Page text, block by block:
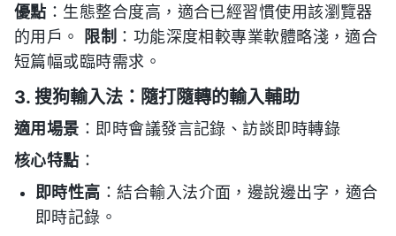
優點 ：生態整合度高，適合已經習慣使用該瀏覽器
的用戶。
限制 ：功能深度相較專業軟體略淺，適合
短篇幅或臨時需求。
3. 搜狗輸入法：隨打隨轉的輸入輔助
適用場景 ：即時會議發言記錄、訪談即時轉錄
核心特點 ：
即時性高 ：結合輸入法介面，邊說邊出字，適合
即時記錄。